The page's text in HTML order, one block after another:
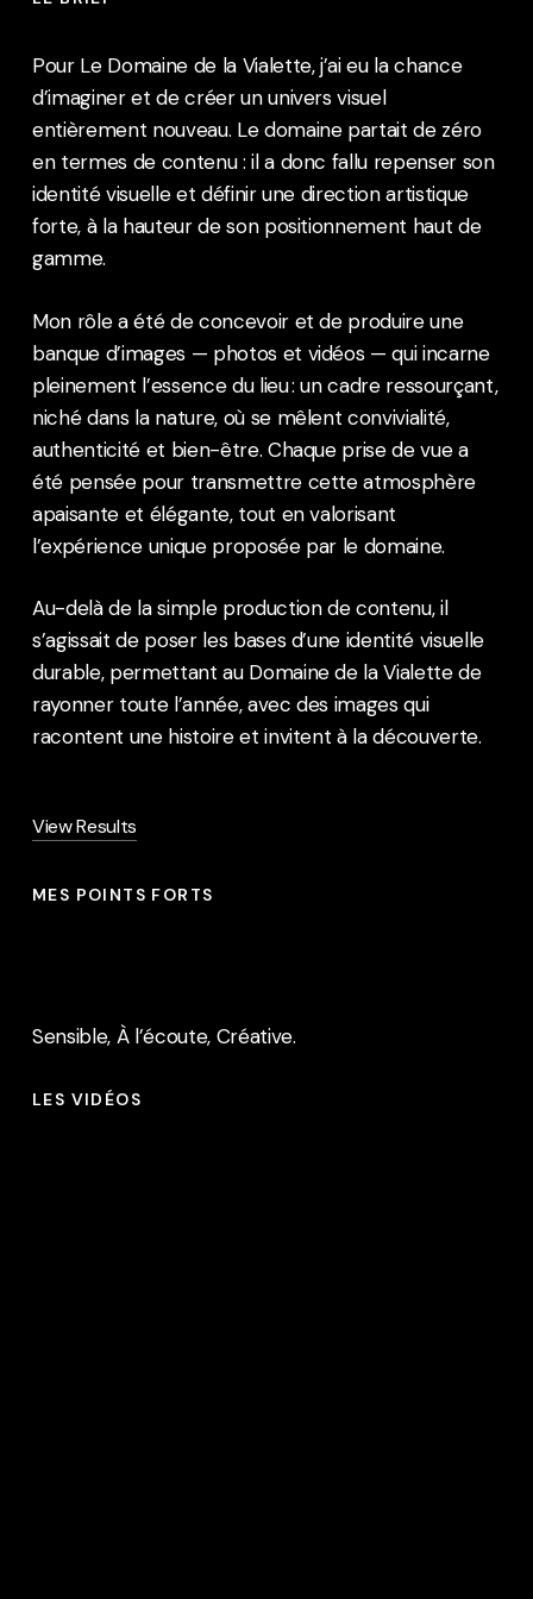
Pour Le Domaine de la Vialette, j’ai eu la chance
d’imaginer et de créer un univers visuel
entièrement nouveau. Le domaine partait de zéro
en termes de contenu : il a donc fallu repenser son
identité visuelle et définir une direction artistique
forte, à la hauteur de son positionnement haut de
gamme.
Mon rôle a été de concevoir et de produire une
banque d’images — photos et vidéos — qui incarne
pleinement l’essence du lieu : un cadre ressourçant,
niché dans la nature, où se mêlent convivialité,
authenticité et bien-être. Chaque prise de vue a
été pensée pour transmettre cette atmosphère
apaisante et élégante, tout en valorisant
l’expérience unique proposée par le domaine.
Au-delà de la simple production de contenu, il
s’agissait de poser les bases d’une identité visuelle
durable, permettant au Domaine de la Vialette de
rayonner toute l’année, avec des images qui
racontent une histoire et invitent à la découverte.
View Results
MES POINTS FORTS
Sensible, À l’écoute, Créative.
LES VIDÉOS